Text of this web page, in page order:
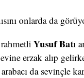
onlarda da
Yusuf Batı
erzak alıp
da sevinçle